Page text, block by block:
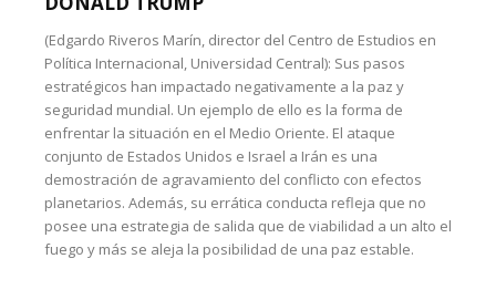
(Edgardo Riveros Marín, director del Centro de Estudios en
Política Internacional, Universidad Central): Sus pasos
estratégicos han impactado negativamente a la paz y
seguridad mundial. Un ejemplo de ello es la forma de
enfrentar la situación en el Medio Oriente. El ataque
conjunto de Estados Unidos e Israel a Irán es una
demostración de agravamiento del conflicto con efectos
planetarios. Además, su errática conducta refleja que no
posee una estrategia de salida que de viabilidad a un alto el
fuego y más se aleja la posibilidad de una paz estable.